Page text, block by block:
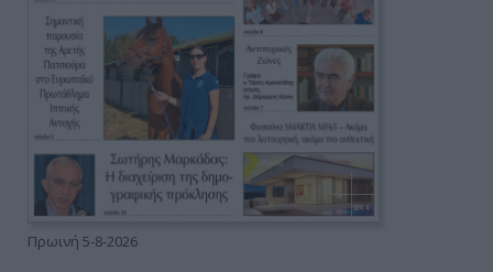
Πρωινή 5-8-2026